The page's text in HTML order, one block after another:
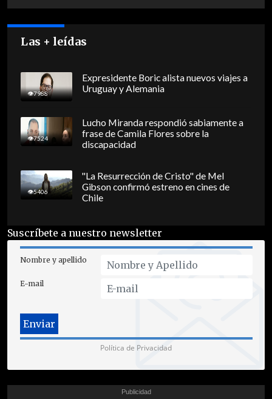
Las + leídas
7988
Expresidente Boric alista nuevos viajes a
Uruguay y Alemania
7524
Lucho Miranda respondió sabiamente a
frase de Camila Flores sobre la
discapacidad
5406
"La Resurrección de Cristo" de Mel
Gibson confirmó estreno en cines de
Chile
Suscríbete a nuestro newsletter
Nombre y apellido
E-mail
Política de Privacidad